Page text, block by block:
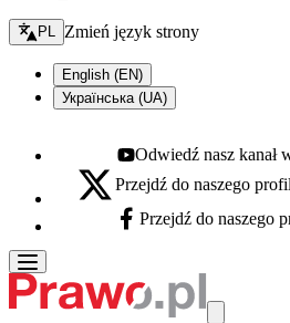
Zmień język - bieżący:
PL Zmień język strony
English (EN)
Українська (UA)
Youtube - otwiera się w nowej
Odwiedź nasz kanał
X - otwiera się w nowej karcie
Przejdź do naszego
Facebook - otwiera się w nowej
Przejdź do naszego